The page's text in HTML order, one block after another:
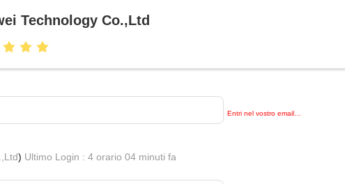
Technology Co.,Ltd
Entri nel vostro email…
) Ultimo Login : 4 orario 04 minuti fa